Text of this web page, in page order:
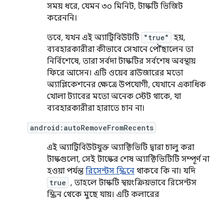
সময় ধরে, যেমন ৩০ মিনিট, টাস্কটি ভিজিট
করেননি।
তবে, যখন এই অ্যাট্রিবিউটটি "true"
হয়,
ব্যবহারকারীরা কীভাবে সেখানে পৌঁছালেন তা
নির্বিশেষে, তারা সর্বদা টাস্কটির সর্বশেষ অবস্থায়
ফিরে আসেন। এটি ওয়েব ব্রাউজারের মতো
অ্যাপ্লিকেশনের ক্ষেত্রে উপযোগী, যেখানে একাধিক
খোলা ট্যাবের মতো অনেক স্টেট থাকে, যা
ব্যবহারকারীরা হারাতে চান না।
android:autoRemoveFromRecents
এই অ্যাট্রিবিউটযুক্ত অ্যাক্টিভিটি দ্বারা চালু করা
টাস্কগুলো, সেই টাস্কের শেষ অ্যাক্টিভিটিটি সম্পূর্ণ না
হওয়া পর্যন্ত রিসেন্টস স্ক্রিনে থাকবে কি না। যদি
true , তাহলে টাস্কটি স্বয়ংক্রিয়ভাবে রিসেন্টস
স্ক্রিন থেকে মুছে যায়। এটি কলারের